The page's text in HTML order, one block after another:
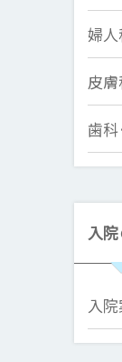
婦
皮
歯
入
入